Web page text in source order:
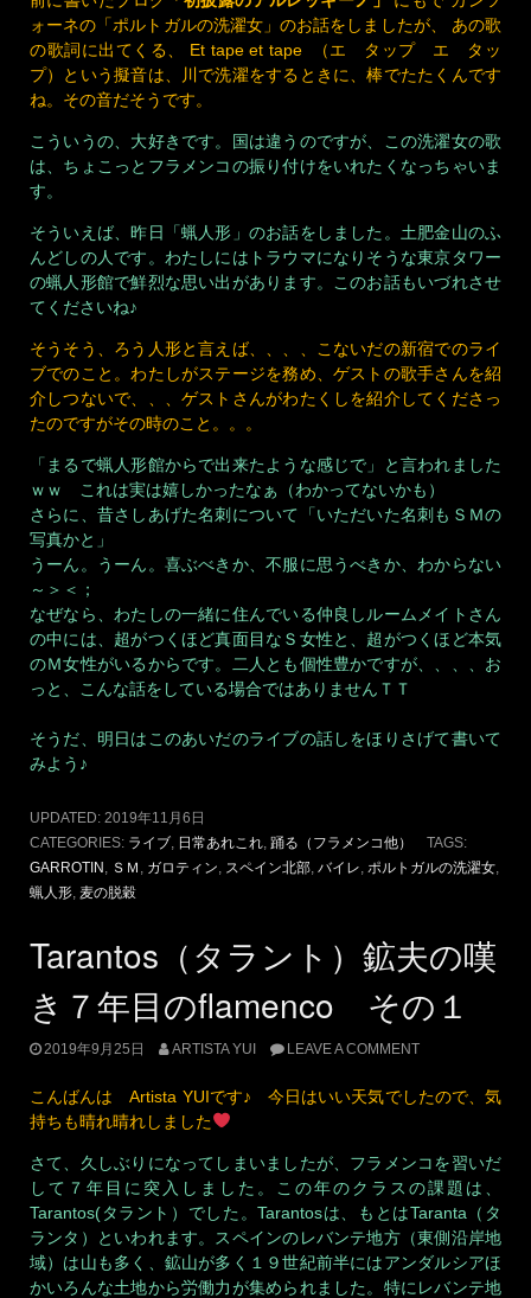
ォーネの「ポルトガルの洗濯女」のお話をしましたが、 あの歌
の歌詞に出てくる、 Et tape et tape （エ タップ エ タッ
プ）という擬音は、川で洗濯をするときに、棒でたたくんです
ね。その音だそうです。
こういうの、大好きです。国は違うのですが、この洗濯女の歌
は、ちょこっとフラメンコの振り付けをいれたくなっちゃいま
す。
そういえば、昨日「蝋人形」のお話をしました。土肥金山のふ
んどしの人です。わたしにはトラウマになりそうな東京タワー
の蝋人形館で鮮烈な思い出があります。このお話もいづれさせ
てくださいね♪
そうそう、ろう人形と言えば、、、、こないだの新宿でのライ
ブでのこと。わたしがステージを務め、ゲストの歌手さんを紹
介しつないで、、、ゲストさんがわたくしを紹介してくださっ
たのですがその時のこと。。。
「まるで蝋人形館からで出来たような感じで」と言われました
ｗｗ これは実は嬉しかったなぁ（わかってないかも）
さらに、昔さしあげた名刺について「いただいた名刺もＳＭの
写真かと」
うーん。うーん。喜ぶべきか、不服に思うべきか、わからない
～＞＜；
なぜなら、わたしの一緒に住んでいる仲良しルームメイトさん
の中には、超がつくほど真面目なＳ女性と、超がつくほど本気
のＭ女性がいるからです。二人とも個性豊かですが、、、、お
っと、こんな話をしている場合ではありませんＴＴ
そうだ、明日はこのあいだのライブの話しをほりさげて書いて
みよう♪
UPDATED: 2019年11月6日
CATEGORIES: ライブ, 日常あれこれ, 踊る（フラメンコ他）
TAGS:
GARROTIN , ＳＭ , ガロティン, スペイン北部, バイレ, ポルトガルの洗濯女,
蝋人形, 麦の脱穀
Tarantos（タラント）鉱夫の嘆
き７年目のflamenco その１
2019年9月25日 ARTISTA YUI LEAVE A COMMENT
こんばんは Artista YUIです♪ 今日はいい天気でしたので、気
持ちも晴れ晴れしました
さて、久しぶりになってしまいましたが、フラメンコを習いだ
して７年目に突入しました。この年のクラスの課題は、
Tarantos(タラント）でした。Tarantosは、もとはTaranta（タ
ランタ）といわれます。スペインのレバンテ地方（東側沿岸地
域）は山も多く、鉱山が多く１９世紀前半にはアンダルシアほ
かいろんな土地から労働力が集められました。特にレバンテ地